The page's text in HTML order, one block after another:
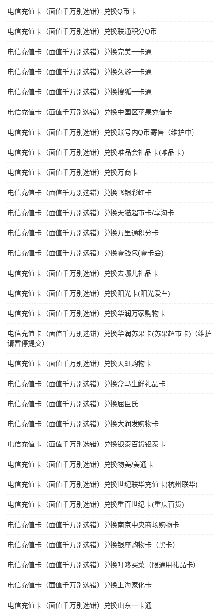
电信充值卡（面值千万别选错）兑换Q币卡
电信充值卡（面值千万别选错）兑换联通积分Q币
电信充值卡（面值千万别选错）兑换完美一卡通
电信充值卡（面值千万别选错）兑换久游一卡通
电信充值卡（面值千万别选错）兑换搜狐一卡通
电信充值卡（面值千万别选错）兑换中国区苹果充值卡
电信充值卡（面值千万别选错）兑换账号内Q币寄售（维护中）
电信充值卡（面值千万别选错）兑换唯品会礼品卡(唯品卡)
电信充值卡（面值千万别选错）兑换万商卡
电信充值卡（面值千万别选错）兑换飞银彩虹卡
电信充值卡（面值千万别选错）兑换天猫超市卡/享淘卡
电信充值卡（面值千万别选错）兑换万里通积分卡
电信充值卡（面值千万别选错）兑换壹钱包(壹卡会)
电信充值卡（面值千万别选错）兑换去哪儿礼品卡
电信充值卡（面值千万别选错）兑换阳光卡(阳光爱车)
电信充值卡（面值千万别选错）兑换华润万家购物卡
电信充值卡（面值千万别选错）兑换华润苏果卡(苏果超市卡)（维护
请暂停提交）
电信充值卡（面值千万别选错）兑换天虹购物卡
电信充值卡（面值千万别选错）兑换盒马生鲜礼品卡
电信充值卡（面值千万别选错）兑换屈臣氏
电信充值卡（面值千万别选错）兑换大润发购物卡
电信充值卡（面值千万别选错）兑换银泰百货银泰卡
电信充值卡（面值千万别选错）兑换物美/美通卡
电信充值卡（面值千万别选错）兑换世纪联华充值卡(杭州联华)
电信充值卡（面值千万别选错）兑换重百世纪卡(重庆百货)
电信充值卡（面值千万别选错）兑换南京中央商场购物卡
电信充值卡（面值千万别选错）兑换银座购物卡（黑卡）
电信充值卡（面值千万别选错）兑换叮咚买菜（限通用礼品卡）
电信充值卡（面值千万别选错）兑换上海家化卡
电信充值卡（面值千万别选错）兑换山东一卡通